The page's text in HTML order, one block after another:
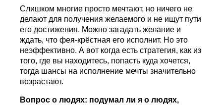
Слишком многие просто мечтают, но ничего не
делают для получения желаемого и не ищут пути
его достижения. Можно загадать желание и
ждать, что фея-крёстная его исполнит. Но это
неэффективно. А вот когда есть стратегия, как из
того, где вы находитесь, попасть куда хочется,
тогда шансы на исполнение мечты значительно
возрастают.
Вопрос о людях: подумал ли я о людях,